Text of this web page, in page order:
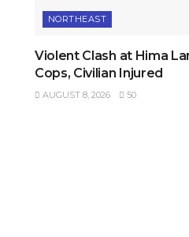
NORTHEAST
Violent Clash at Hima
Cops, Civilian Injured
AUGUST 8, 2026 50